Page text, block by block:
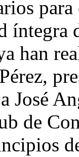
íntegra
han
José
de